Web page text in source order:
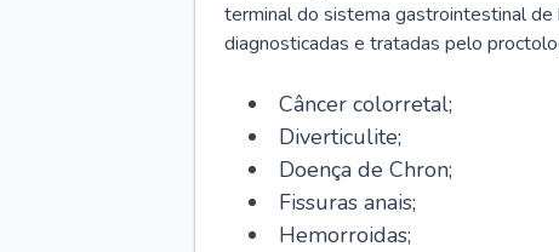
terminal do sistema gastrointestinal de
diagnosticadas e tratadas pelo
Câncer colorretal;
Diverticulite;
Doença de Chron;
Fissuras anais;
Hemorroidas;